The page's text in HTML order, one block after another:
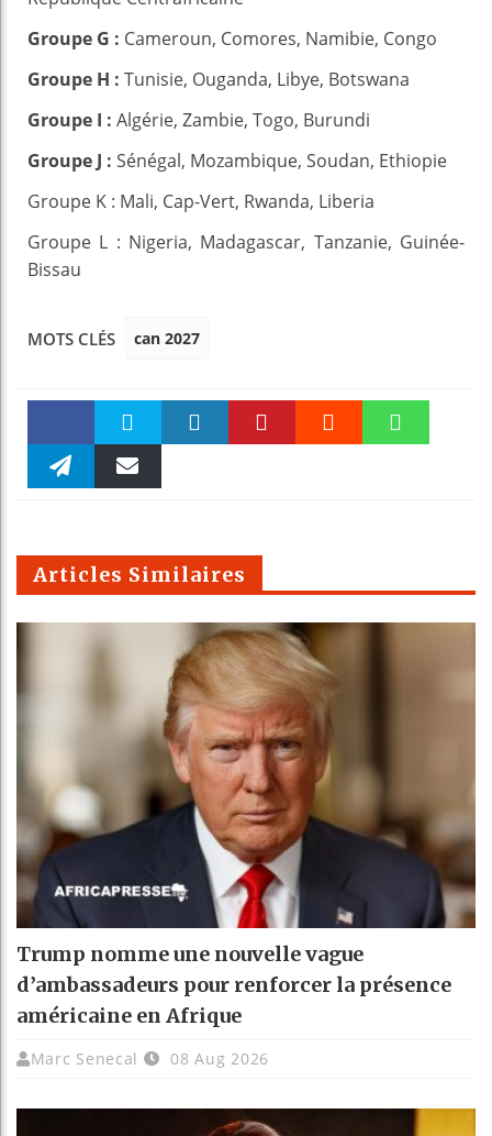
Groupe G : Cameroun, Comores, Namibie, Congo
Groupe H : Tunisie, Ouganda, Libye, Botswana
Groupe I : Algérie, Zambie, Togo, Burundi
Groupe J : Sénégal, Mozambique, Soudan, Ethiopie
Groupe K : Mali, Cap-Vert, Rwanda, Liberia
Groupe L : Nigeria, Madagascar, Tanzanie, Guinée-
Bissau
MOTS CLÉS can 2027
Faceboo Twitter
m
Articles Similaires
Trump nomme une nouvelle vague
d’ambassadeurs pour renforcer la présence
américaine en Afrique
Marc Senecal 08 Aug 2026